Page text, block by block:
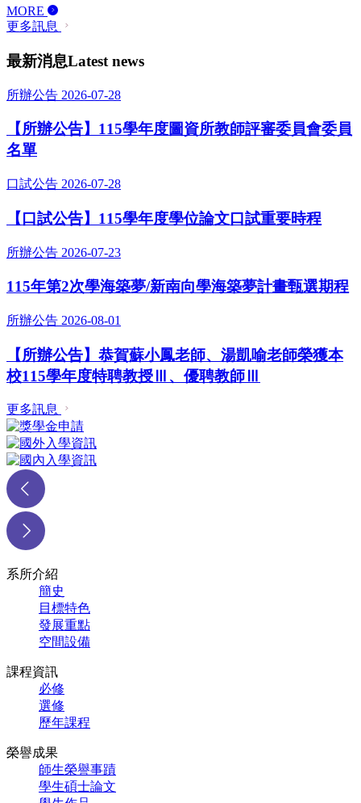
MORE
更多訊息
最新消息Latest news
所辦公告 2026-07-28
【所辦公告】115學年度圖資所教師評審委員會委員
名單
口試公告 2026-07-28
【口試公告】115學年度學位論文口試重要時程
所辦公告 2026-07-23
115年第2次學海築夢/新南向學海築夢計畫甄選期程
所辦公告 2026-08-01
【所辦公告】恭賀蘇小鳳老師、湯凱喻老師榮獲本
校115學年度特聘教授Ⅲ、優聘教師Ⅲ
更多訊息
系所介紹
簡史
目標特色
發展重點
空間設備
課程資訊
必修
選修
歷年課程
榮譽成果
師生榮譽事蹟
學生碩士論文